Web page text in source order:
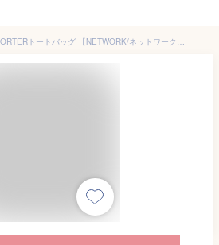
吉田カバン ポーター PORTERトートバッグ 【NETWORK/ネットワーク】 662-08384 ブラック